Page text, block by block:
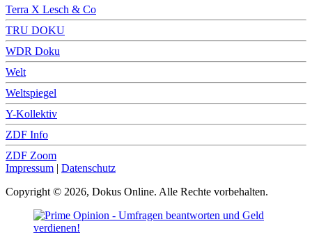
Terra X Lesch & Co
TRU DOKU
WDR Doku
Welt
Weltspiegel
Y-Kollektiv
ZDF Info
ZDF Zoom
Impressum | Datenschutz
Copyright © 2026, Dokus Online. Alle Rechte vorbehalten.